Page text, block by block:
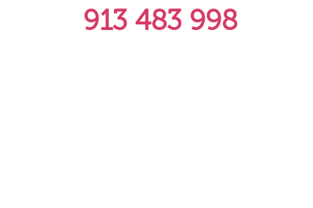
913 483 998